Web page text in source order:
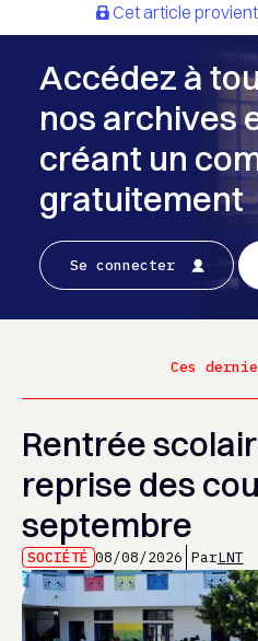
Cet article
Accédez à
nos archives
créant un
gratuitement
Se connecter
Ces
Rentrée
reprise des
septembre
SOCIÉTÉ 08/08/2026 ParLNT